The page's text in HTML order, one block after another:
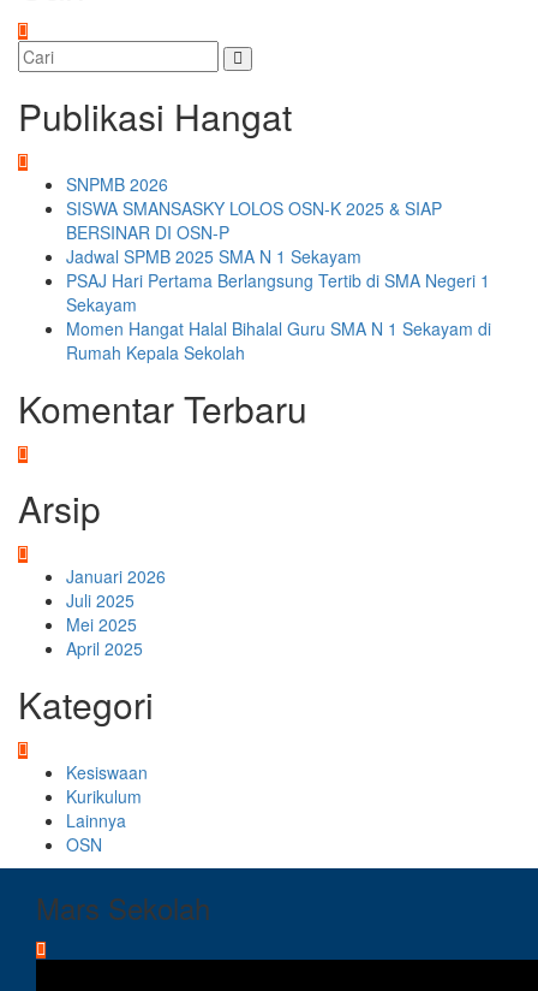
Publikasi Hangat
SNPMB 2026
SISWA SMANSASKY LOLOS OSN-K 2025 & SIAP
BERSINAR DI OSN-P
Jadwal SPMB 2025 SMA N 1 Sekayam
PSAJ Hari Pertama Berlangsung Tertib di SMA Negeri 1
Sekayam
Momen Hangat Halal Bihalal Guru SMA N 1 Sekayam di
Rumah Kepala Sekolah
Komentar Terbaru
Arsip
Januari 2026
Juli 2025
Mei 2025
April 2025
Kategori
Kesiswaan
Kurikulum
Lainnya
OSN
Mars Sekolah